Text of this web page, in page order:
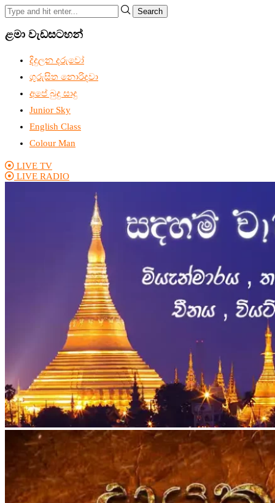
Search
ළමා වැඩසටහන්
දිදුලන දරුවෝ
ගුරුසිත නොරිදවා
අපේ බුදු සාදු
Junior Sky
English Class
Colour Man
LIVE TV
LIVE RADIO